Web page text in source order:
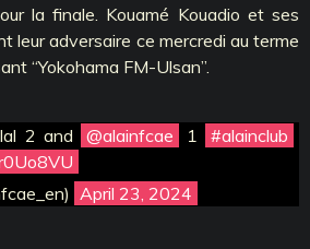
la finale. Kouamé Kouadio et ses
leur adversaire ce mercredi au terme
‘‘Yokohama FM-Ulsan’’.
2 and @alainfcae 1
#alainclub
April 23, 2024